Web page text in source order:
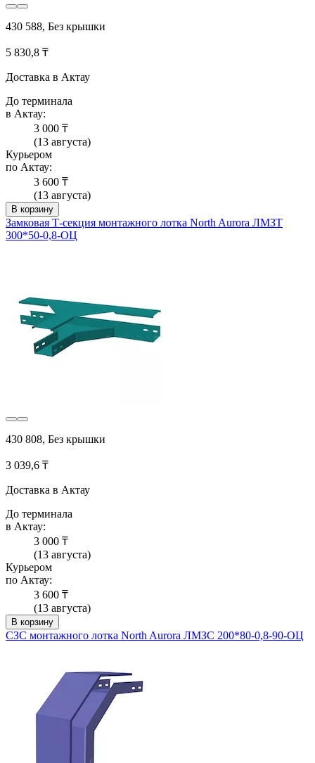
430 588, Без крышки
5 830,8 ₸
Доставка в Актау
До терминала
в Актау:
3 000 ₸
(13 августа)
Курьером
по Актау:
3 600 ₸
(13 августа)
В корзину
Замковая Т-секция монтажного лотка North Aurora ЛМЗТ
300*50-0,8-ОЦ
430 808, Без крышки
3 039,6 ₸
Доставка в Актау
До терминала
в Актау:
3 000 ₸
(13 августа)
Курьером
по Актау:
3 600 ₸
(13 августа)
В корзину
СЗС монтажного лотка North Aurora ЛМЗС 200*80-0,8-90-ОЦ